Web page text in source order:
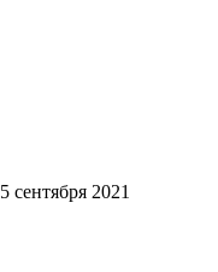
5 сентября 2021